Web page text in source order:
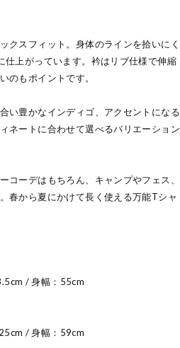
クスフィット。身体のラインを拾いにく
仕上がっています。衿はリブ仕様で伸縮
のもポイントです。
い豊かなインディゴ、アクセントになる
ネートに合わせて選べるバリエーション
コーデはもちろん、キャンプやフェス、
春から夏にかけて長く使える万能Tシャ
/ 身幅：55cm
/ 身幅：59cm